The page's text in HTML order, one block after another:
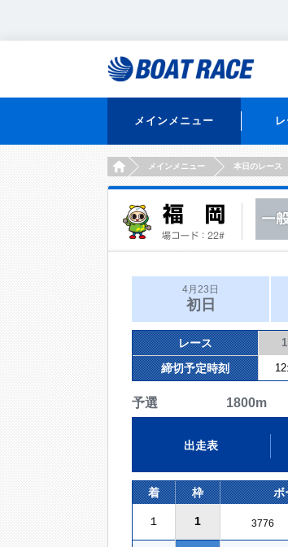
メインメニュー
HOMEメインメニュー 本日のレース
4月23日
初日
レース
締切予定時刻
予選 1800m
出走表
着 枠 ボ
１ 1 3776